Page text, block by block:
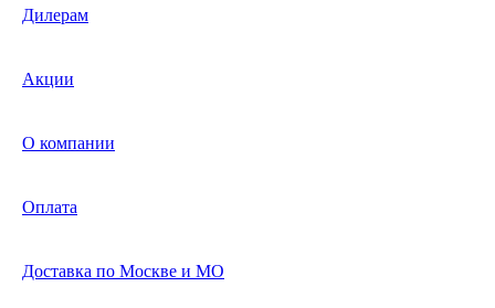
Дилерам
Акции
О компании
Оплата
Доставка по Москве и МО